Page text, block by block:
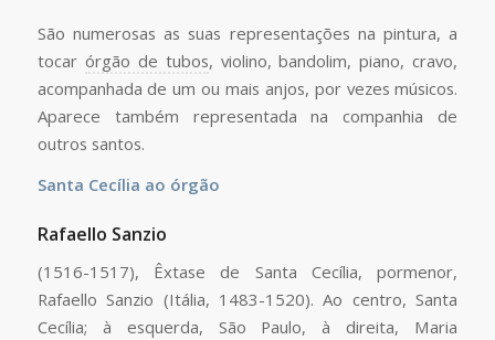
São numerosas as suas representações na pintura, a
tocar órgão de tubos, violino, bandolim, piano, cravo,
acompanhada de um ou mais anjos, por vezes músicos.
Aparece também representada na companhia de
outros santos.
Santa Cecília ao órgão
Rafaello Sanzio
(1516-1517), Êxtase de Santa Cecília, pormenor,
Rafaello Sanzio (Itália, 1483-1520). Ao centro, Santa
Cecília; à esquerda, São Paulo, à direita, Maria